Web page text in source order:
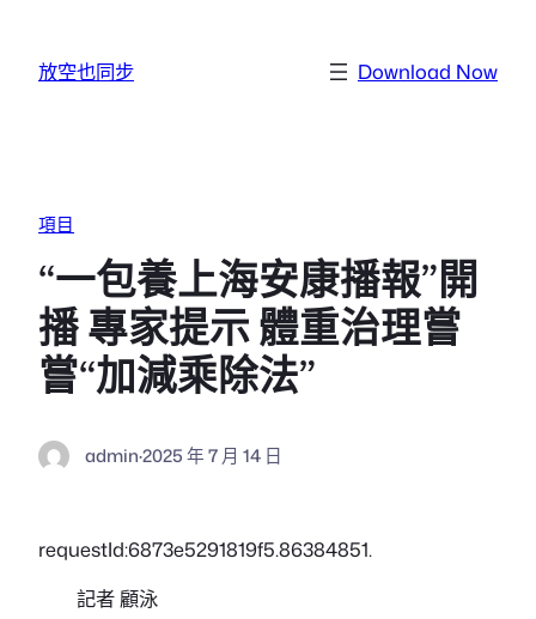
放空也同步 Download Now
項目
“一包養上海安康播報”開
播 專家提示 體重治理嘗
嘗“加減乘除法”
admin·2025 年 7 月 14 日
requestId:6873e5291819f5.86384851.
記者 顧泳